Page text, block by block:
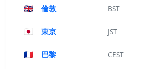
🇬🇧 倫敦 BST
🇯🇵 東京 JST
🇫🇷 巴黎 CEST